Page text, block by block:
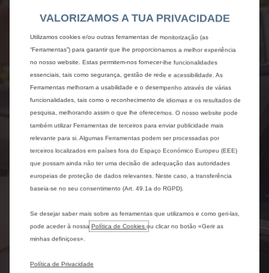
Tutorial mobility pass
VALORIZAMOS A TUA PRIVACIDADE
Utilizamos cookies e/ou outras ferramentas de monitorização (as
“Ferramentas”) para garantir que lhe proporcionamos a melhor experiência
no nosso website. Estas permitem-nos fornecer-lhe funcionalidades
essenciais, tais como segurança, gestão de rede e acessibilidade. As
Ferramentas melhoram a usabilidade e o desempenho através de várias
funcionalidades, tais como o reconhecimento de idiomas e os resultados de
pesquisa, melhorando assim o que lhe oferecemos. O nosso website pode
também utilizar Ferramentas de terceiros para enviar publicidade mais
relevante para si. Algumas Ferramentas podem ser processadas por
terceiros localizados em países fora do Espaço Económico Europeu (EEE)
que possam ainda não ter uma decisão de adequação das autoridades
europeias de proteção de dados relevantes. Neste caso, a transferência
baseia-se no seu consentimento (Art. 49.1a do RGPD).
Se desejar saber mais sobre as ferramentas que utilizamos e como geri-las,
pode aceder à nossa Política de Cookies ou clicar no botão «Gerir as
minhas definiçoes».
Política de Privacidade